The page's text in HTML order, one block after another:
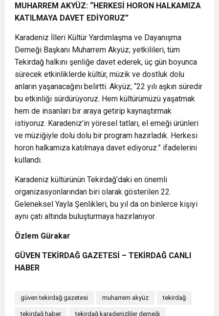
MUHARREM AKYÜZ: “HERKESİ HORON HALKAMIZA
KATILMAYA DAVET EDİYORUZ”
Karadeniz İlleri Kültür Yardımlaşma ve Dayanışma
Derneği Başkanı Muharrem Akyüz; yetkilileri, tüm
Tekirdağ halkını şenliğe davet ederek, üç gün boyunca
sürecek etkinliklerde kültür, müzik ve dostluk dolu
anların yaşanacağını belirtti. Akyüz; “22 yılı aşkın süredir
bu etkinliği sürdürüyoruz. Hem kültürümüzü yaşatmak
hem de insanları bir araya getirip kaynaştırmak
istiyoruz. Karadeniz’in yöresel tatları, el emeği ürünleri
ve müziğiyle dolu dolu bir program hazırladık. Herkesi
horon halkamıza katılmaya davet ediyoruz.” ifadelerini
kullandı.
Karadeniz kültürünün Tekirdağ’daki en önemli
organizasyonlarından biri olarak gösterilen 22.
Geleneksel Yayla Şenlikleri, bu yıl da on binlerce kişiyi
aynı çatı altında buluşturmaya hazırlanıyor.
Özlem Gürakar
GÜVEN TEKİRDAĞ GAZETESİ – TEKİRDAĞ CANLI
HABER
güven tekirdağ gazetesi muharrem akyüz tekirdağ
tekirdağ haber tekirdağ karadenizliler derneği